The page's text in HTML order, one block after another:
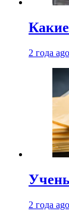
2 года ago
2 года ago